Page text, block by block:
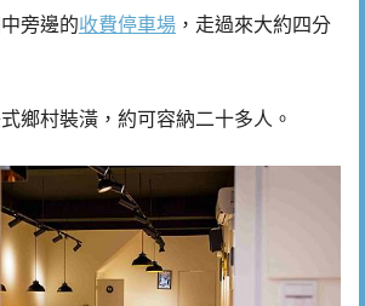
旁邊的收費停車場 ，走過來大約四分
鄉村裝潢，約可容納二十多人。